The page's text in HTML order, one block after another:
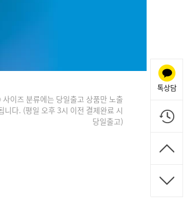
사이즈 분류에는 당일출고 상품만 노출
니다. (평일 오후 3시 이전 결제완료 시
당일출고)
톡상담